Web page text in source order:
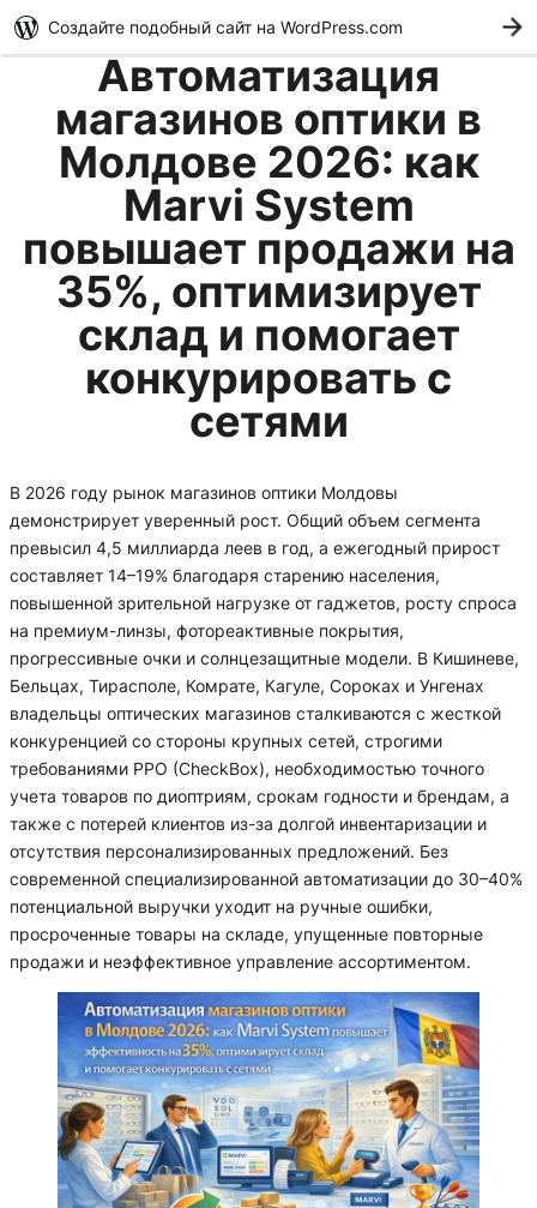
Автоматизация
магазинов оптики в
Молдове 2026: как
Marvi System
повышает продажи на
35%, оптимизирует
склад и помогает
конкурировать с
сетями
В 2026 году рынок магазинов оптики Молдовы
демонстрирует уверенный рост. Общий объем сегмента
превысил 4,5 миллиарда леев в год, а ежегодный прирост
составляет 14–19% благодаря старению населения,
повышенной зрительной нагрузке от гаджетов, росту спроса
на премиум-линзы, фотореактивные покрытия,
прогрессивные очки и солнцезащитные модели. В Кишиневе,
Бельцах, Тирасполе, Комрате, Кагуле, Сороках и Унгенах
владельцы оптических магазинов сталкиваются с жесткой
конкуренцией со стороны крупных сетей, строгими
требованиями РРО (CheckBox), необходимостью точного
учета товаров по диоптриям, срокам годности и брендам, а
также с потерей клиентов из-за долгой инвентаризации и
отсутствия персонализированных предложений. Без
современной специализированной автоматизации до 30–40%
потенциальной выручки уходит на ручные ошибки,
просроченные товары на складе, упущенные повторные
продажи и неэффективное управление ассортиментом.
Создайте подобный сайт на WordPress.com